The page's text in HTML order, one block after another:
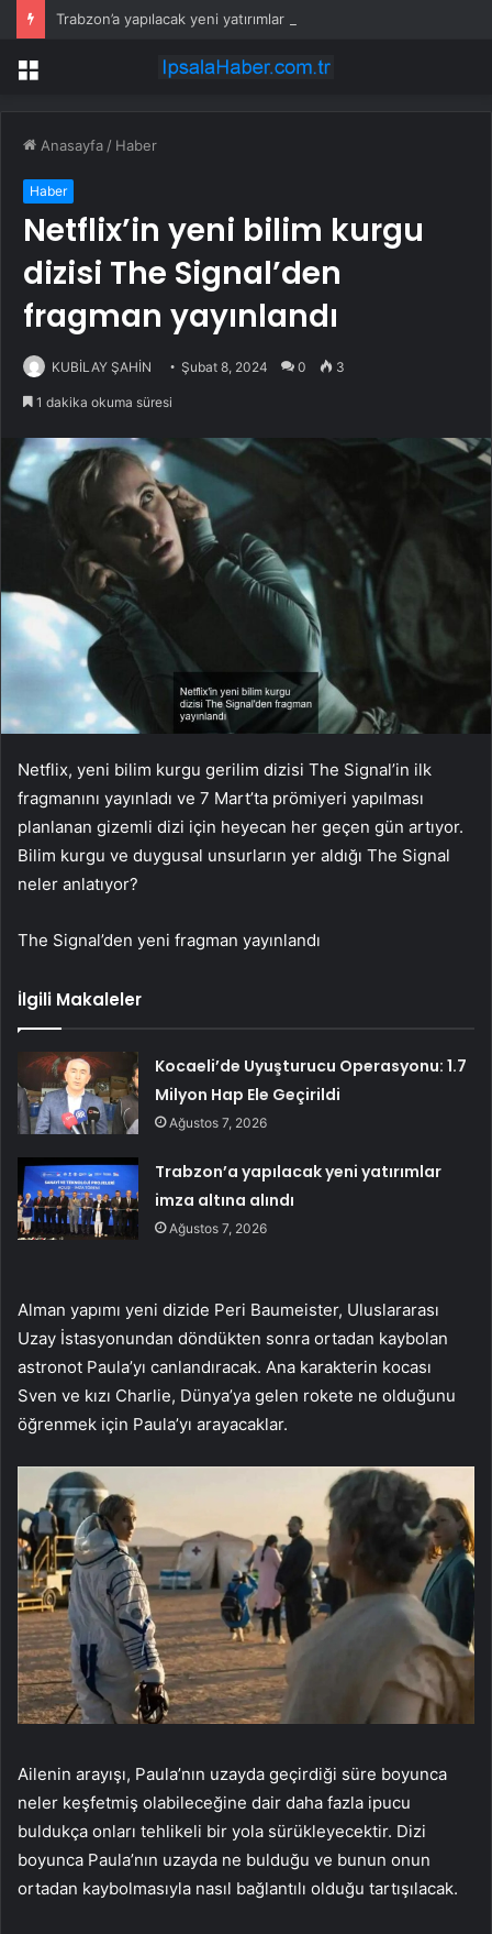
Trabzon’a yapılacak yeni yatırımlar imza altına alındı
Menü
Anasayfa / Haber
Haber
Netflix’in yeni bilim kurgu
dizisi The Signal’den
fragman yayınlandı
KUBİLAY ŞAHİN Şubat 8, 2024 0 3
1 dakika okuma süresi
Netflix, yeni bilim kurgu gerilim dizisi The Signal’in ilk
fragmanını yayınladı ve 7 Mart’ta prömiyeri yapılması
planlanan gizemli dizi için heyecan her geçen gün artıyor.
Bilim kurgu ve duygusal unsurların yer aldığı The Signal
neler anlatıyor?
The Signal’den yeni fragman yayınlandı
İlgili Makaleler
Kocaeli’de Uyuşturucu Operasyonu: 1.7
Milyon Hap Ele Geçirildi
Ağustos 7, 2026
Trabzon’a yapılacak yeni yatırımlar
imza altına alındı
Ağustos 7, 2026
Alman yapımı yeni dizide Peri Baumeister, Uluslararası
Uzay İstasyonundan döndükten sonra ortadan kaybolan
astronot Paula’yı canlandıracak. Ana karakterin kocası
Sven ve kızı Charlie, Dünya’ya gelen rokete ne olduğunu
öğrenmek için Paula’yı arayacaklar.
Ailenin arayışı, Paula’nın uzayda geçirdiği süre boyunca
neler keşfetmiş olabileceğine dair daha fazla ipucu
buldukça onları tehlikeli bir yola sürükleyecektir. Dizi
boyunca Paula’nın uzayda ne bulduğu ve bunun onun
ortadan kaybolmasıyla nasıl bağlantılı olduğu tartışılacak.